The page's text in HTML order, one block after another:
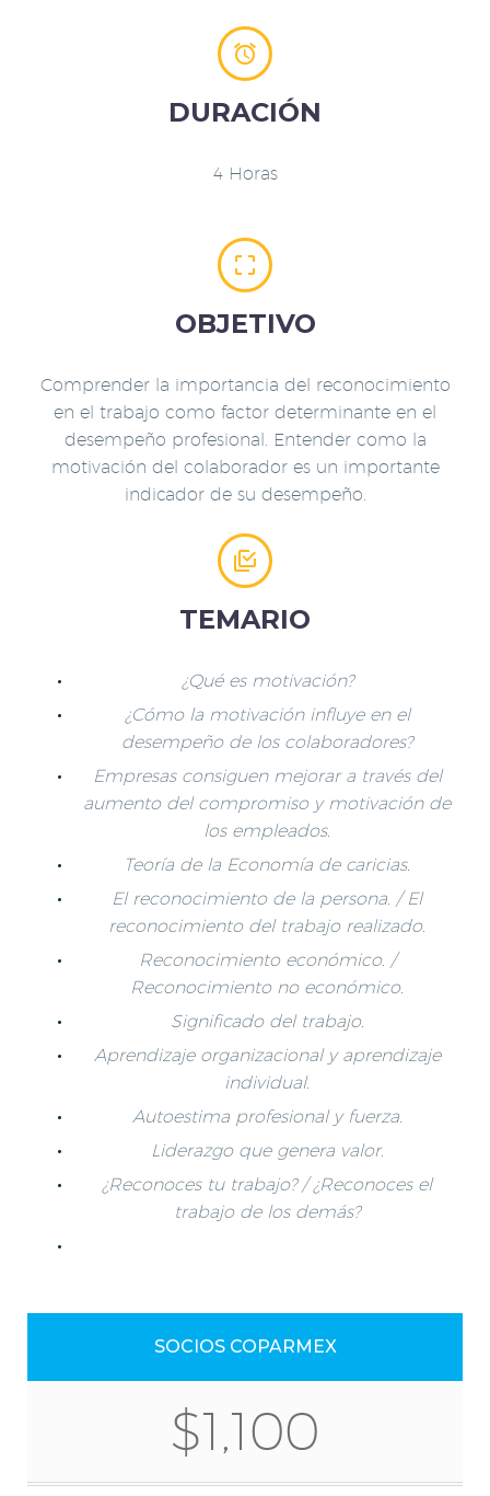


DURACIÓN
4 Horas


OBJETIVO
Comprender la importancia del reconocimiento
en el trabajo como factor determinante en el
desempeño profesional. Entender como la
motivación del colaborador es un importante
indicador de su desempeño.


TEMARIO
¿Qué es motivación?
¿Cómo la motivación influye en el
desempeño de los colaboradores?
Empresas consiguen mejorar a través del
aumento del compromiso y motivación de
los empleados.
Teoría de la Economía de caricias.
El reconocimiento de la persona. / El
reconocimiento del trabajo realizado.
Reconocimiento económico. /
Reconocimiento no económico.
Significado del trabajo.
Aprendizaje organizacional y aprendizaje
individual.
Autoestima profesional y fuerza.
Liderazgo que genera valor.
¿Reconoces tu trabajo? / ¿Reconoces el
trabajo de los demás?
SOCIOS COPARMEX
$1,100